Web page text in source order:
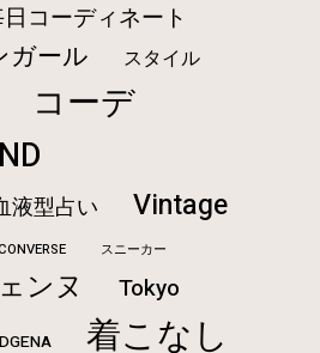
コーディネート
ガール スタイル
コーデ
液型占い Vintage
スニーカー
ンヌ Tokyo
着こなし